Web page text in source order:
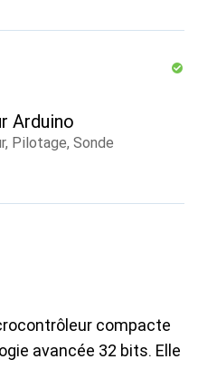
Arduino
Pilotage, Sonde
compacte
avancée 32 bits. Elle